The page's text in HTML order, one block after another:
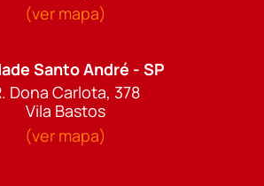
(ver mapa)
Santo André - SP
Dona Carlota, 378
Vila Bastos
(ver mapa)